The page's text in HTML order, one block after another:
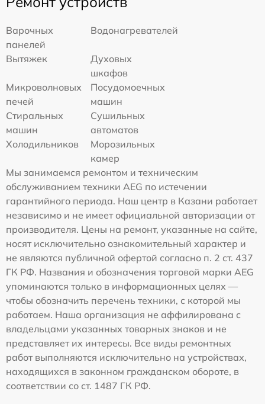
Варочных
панелей
Водонагревателей
Вытяжек
Духовых
шкафов
Микроволновых
печей
Посудомоечных
машин
Стиральных
машин
Сушильных
автоматов
Холодильников
Морозильных
камер
Мы занимаемся ремонтом и техническим
обслуживанием техники AEG по истечении
гарантийного периода. Наш центр в Казани работает
независимо и не имеет официальной авторизации от
производителя. Цены на ремонт, указанные на сайте,
носят исключительно ознакомительный характер и
не являются публичной офертой согласно п. 2 ст. 437
ГК РФ. Названия и обозначения торговой марки AEG
упоминаются только в информационных целях —
чтобы обозначить перечень техники, с которой мы
работаем. Наша организация не аффилирована с
владельцами указанных товарных знаков и не
представляет их интересы. Все виды ремонтных
работ выполняются исключительно на устройствах,
находящихся в законном гражданском обороте, в
соответствии со ст. 1487 ГК РФ.